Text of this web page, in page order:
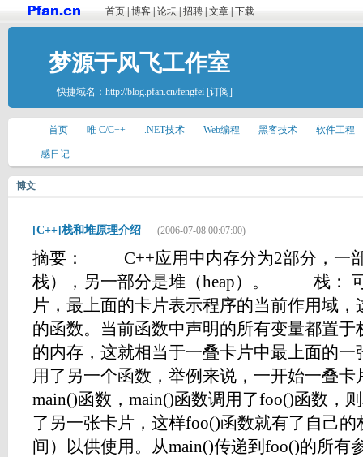
首页 博客 论坛 招聘 文章 下载
梦源于风飞工作室
快捷域名： http://blog.pfan.cn/fengfei [订阅]
首页 唯 C/C++ .NET技术 Web编程 黑客技术 软件工程
感日记
博文
[C++]栈和堆原理介绍 (2006-07-08 00:07:00)
摘要： C++应用中内存分为2部分，一部
栈），另一部分是堆（heap）。 栈：
片，最上面的卡片表示程序的当前作用域
的函数。当前函数中声明的所有变量都置
的内存，这就相当于一叠卡片中最上面的
用了另一个函数，举例来说，一开始一叠
main()函数，main()函数调用了foo()函数，
了另一张卡片，这样foo()函数就有了自己
间）以供使用。从main()传递到foo()的所有